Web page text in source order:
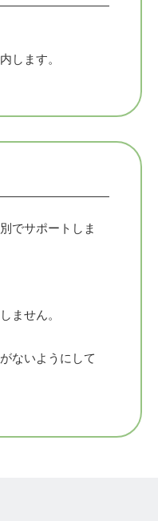
します。
でサポートしま
ません。
ないようにして